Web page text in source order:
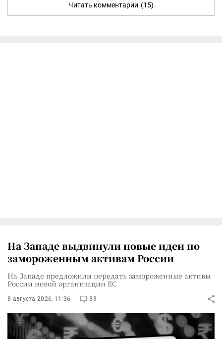
Читать комментарии (15)
На Западе выдвинули новые идеи по
замороженным активам России
На Западе предложили передать замороженные активы
России новой организации ЕС
8 августа 2026, 11:36 33